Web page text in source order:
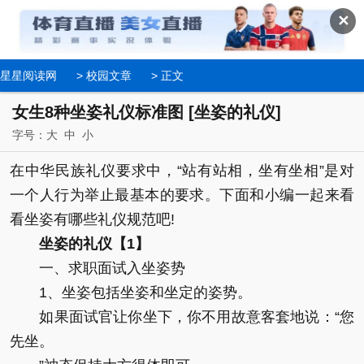
✕
星星阅读网 > 校园文章 > 正文
女生8种坐姿礼仪标准图 [坐姿的礼仪]
字号： 大 中 小
在中华民族礼仪要求中，“站有站相，坐有坐相”是对
一个人行为举止最基本的要求。下面和小编一起来看
看坐姿有哪些礼仪规范吧!
坐姿的礼仪【1】
一、求职面试入坐姿势
1、坐姿包括坐姿和坐定的姿势。
如果面试官让你坐下，你不用故意客套地说：“您
先坐。